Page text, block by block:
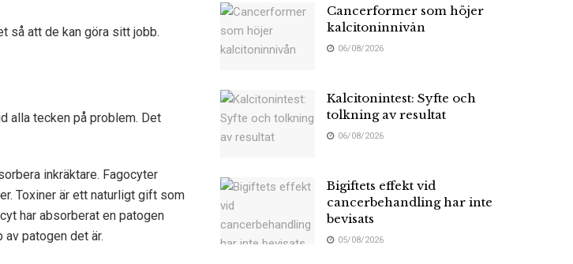
så att de kan göra sitt jobb.
alla tecken på problem. Det
inkräktare. Fagocyter
Toxiner är ett naturligt gift som
har absorberat en patogen
patogen det är.
Cancerformer som höjer
kalcitoninnivån
06/08/2026
Kalcitonintest: Syfte och
tolkning av resultat
06/08/2026
Bigiftets effekt vid
cancerbehandling har inte
bevisats
05/08/2026